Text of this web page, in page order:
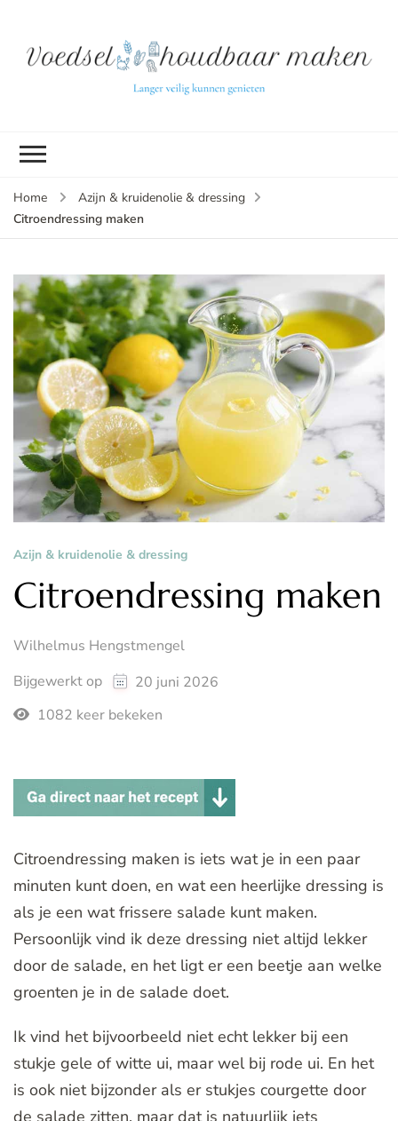
Home
Azijn & kruidenolie & dressing
Citroendressing maken
Azijn & kruidenolie & dressing
Citroendressing maken
Wilhelmus Hengstmengel
Bijgewerkt op
20 juni 2026
1082 keer bekeken
Citroendressing maken is iets wat je in een paar
minuten kunt doen, en wat een heerlijke dressing is
als je een wat frissere salade kunt maken.
Persoonlijk vind ik deze dressing niet altijd lekker
door de salade, en het ligt er een beetje aan welke
groenten je in de salade doet.
Ik vind het bijvoorbeeld niet echt lekker bij een
stukje gele of witte ui, maar wel bij rode ui. En het
is ook niet bijzonder als er stukjes courgette door
de salade zitten, maar dat is natuurlijk iets